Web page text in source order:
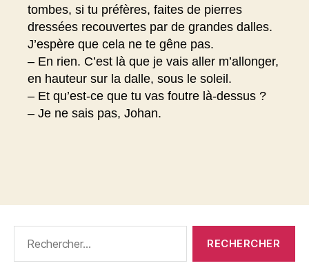
tombes, si tu préfères, faites de pierres
dressées recouvertes par de grandes dalles.
J’espère que cela ne te gêne pas.
– En rien. C’est là que je vais aller m’allonger,
en hauteur sur la dalle, sous le soleil.
– Et qu’est-ce que tu vas foutre là-dessus ?
– Je ne sais pas, Johan.